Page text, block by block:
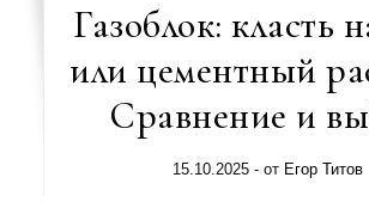
Газоблок: класть
или цементный
Сравнение и
15.10.2025 - от Егор Титов